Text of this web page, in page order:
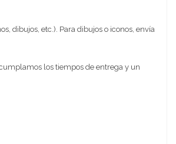
dibujos, etc.). Para dibujos o iconos, envía
los tiempos de entrega y un